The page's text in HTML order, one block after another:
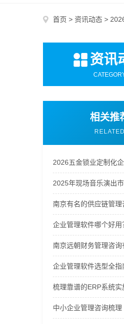
首页 > 资讯动态 >
资讯
相关推
RELATED
2025年现场音乐演出
南京有名的供应链管理